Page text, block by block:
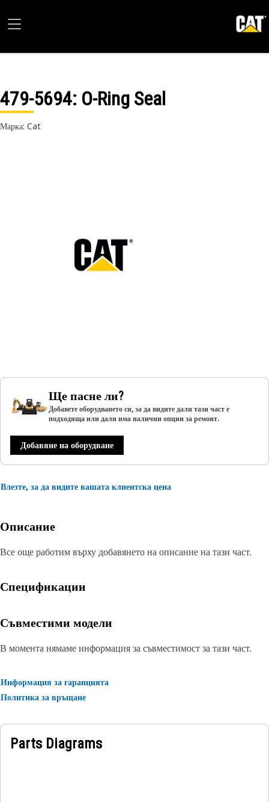
479-5694: O-Ring Seal
Марка: Cat
Ще пасне ли?
Добавете оборудването си, за да видите дали тази част е
подходяща или дали има налични опции за ремонт.
Добавяне на оборудване
Влезте, за да видите вашата клиентска цена
Описание
Все още работим върху добавянето на описание на тази част.
Спецификации
Съвместими модели
В момента нямаме информация за съвместимост за тази част.
Информация за гаранцията
Политика за връщане
Parts Diagrams